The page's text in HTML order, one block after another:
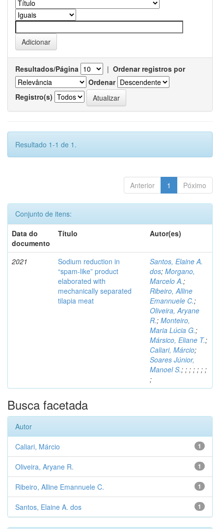
Resultados/Página | Ordenar registros por
Ordenar
Registro(s)
Resultado 1-1 de 1.
Anterior 1 Póximo
Conjunto de itens:
Data do
documento
Título Autor(es)
2021
Sodium reduction in
“spam-like” product
elaborated with
mechanically separated
tilapia meat
Santos, Elaine A.
dos; Morgano,
Marcelo A.;
Ribeiro, Alline
Emannuele C.;
Oliveira, Aryane
R.; Monteiro,
Maria Lúcia G.;
Mársico, Eliane T.;
Caliari, Márcio;
Soares Júnior,
Manoel S.; ; ; ; ; ; ;
;
Busca facetada
Autor
1
Caliari, Márcio
1
Oliveira, Aryane R.
1
Ribeiro, Alline Emannuele C.
1
Santos, Elaine A. dos